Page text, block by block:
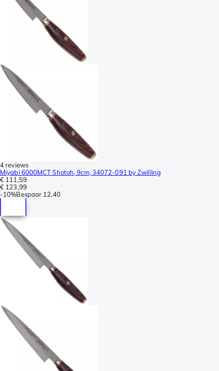
4 reviews
Miyabi 6000MCT Shotoh, 9cm, 34072-091 by Zwilling
€ 111,59
€ 123,99
-10%Bespaar 12,40